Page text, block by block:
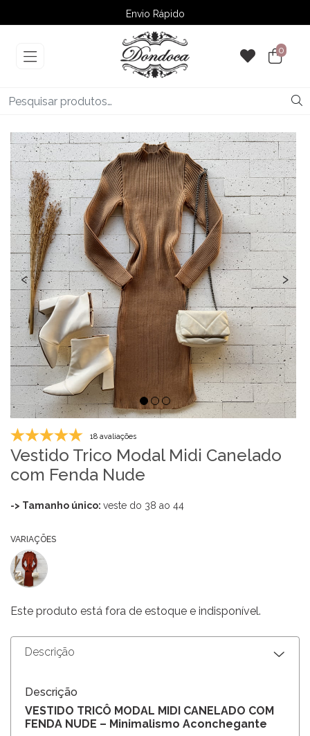
Envio Rápido
➚ Ofertas– Até 60% OFF
0
‹ ›
18 avaliações
Vestido Trico Modal Midi Canelado
com Fenda Nude
-> Tamanho único: veste do 38 ao 44
VARIAÇÕES
Este produto está fora de estoque e indisponível.
Descrição
Descrição
VESTIDO TRICÔ MODAL MIDI CANELADO COM
FENDA NUDE – Minimalismo Aconchegante